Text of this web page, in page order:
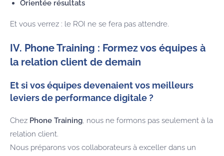
Orientée résultats
Et vous verrez : le ROI ne se fera pas attendre.
IV. Phone Training : Formez vos équipes à
la relation client de demain
Et si vos équipes devenaient vos meilleurs
leviers de performance digitale ?
Chez Phone Training, nous ne formons pas seulement à la
relation client.
Nous préparons vos collaborateurs à exceller dans un